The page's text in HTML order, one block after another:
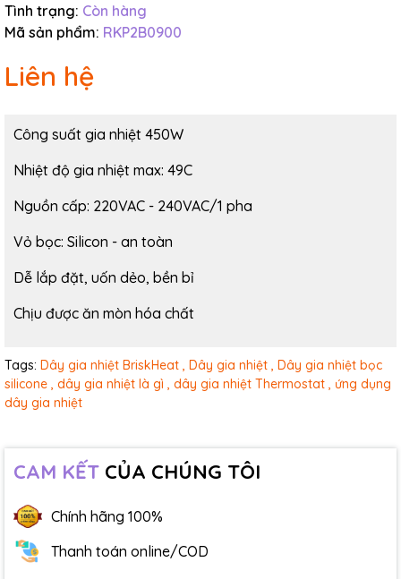
Tình trạng: Còn hàng
Mã sản phẩm: RKP2B0900
Liên hệ
Công suất gia nhiệt 450W
Nhiệt độ gia nhiệt max: 49C
Nguồn cấp: 220VAC - 240VAC/1 pha
Vỏ bọc: Silicon - an toàn
Dễ lắp đặt, uốn dẻo, bền bỉ
Chịu được ăn mòn hóa chất
Tags: Dây gia nhiệt BriskHeat , Dây gia nhiệt , Dây gia nhiệt bọc
silicone , dây gia nhiệt là gì , dây gia nhiệt Thermostat , ứng dụng
dây gia nhiệt
CAM KẾT CỦA CHÚNG TÔI
Chính hãng 100%
Thanh toán online/COD